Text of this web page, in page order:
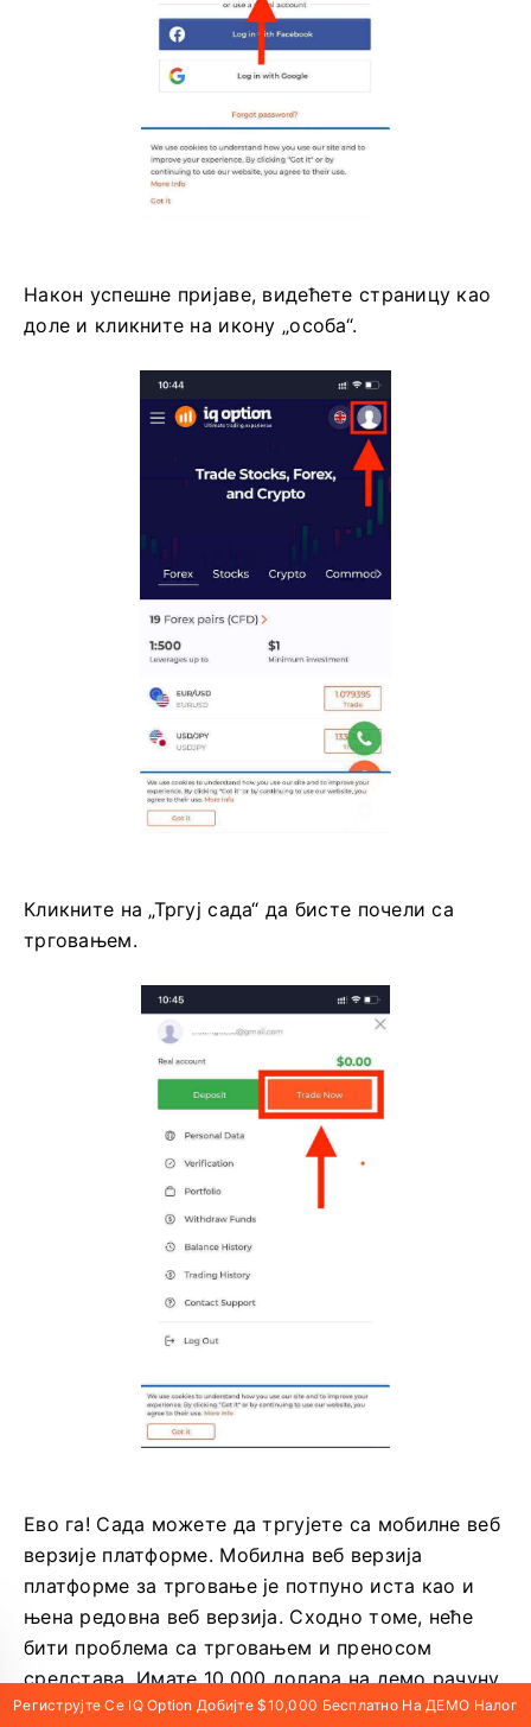
Након успешне пријаве, видећете страницу као
доле и кликните на икону „особа“.
Кликните на „Тргуј сада“ да бисте почели са
трговањем.
Ево га! Сада можете да тргујете са мобилне веб
верзије платформе. Мобилна веб верзија
платформе за трговање је потпуно иста као и
њена редовна веб верзија. Сходно томе, неће
бити проблема са трговањем и преносом
средстава. Имате 10.000 долара на демо рачуну
за трговање на платформи.
Региструјте Се IQ Option Добијте $10,000 Бесплатно На ДЕМО Налог